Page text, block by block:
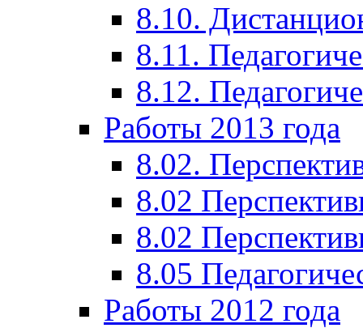
8.10.
8.11.
8.12.
Работы 2013 года
8.02.
8.02
8.02
8.05
Работы 2012 года